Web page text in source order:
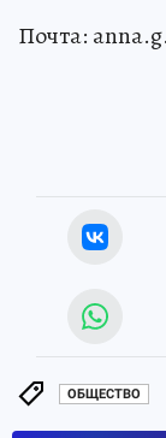
Почта:
ОБЩЕСТВО